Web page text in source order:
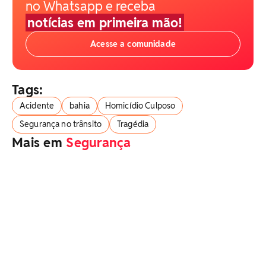
no Whatsapp e receba
notícias em primeira mão!
Acesse a comunidade
Tags:
Acidente bahia
Homicídio Culposo
Segurança no trânsito
Tragédia
Mais em Segurança